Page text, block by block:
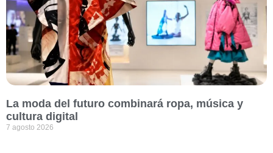
La moda del futuro combinará ropa, música y
cultura digital
7 agosto 2026